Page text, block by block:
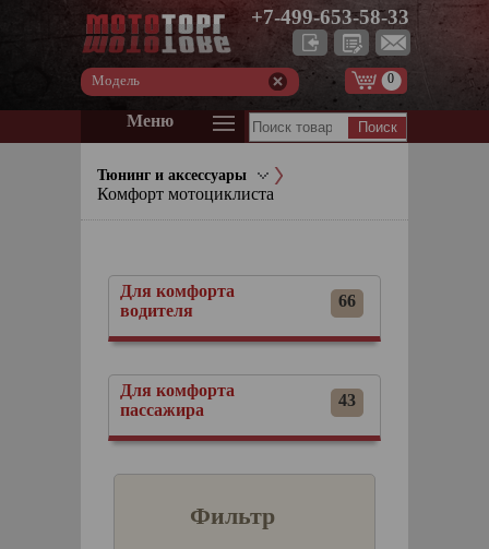
+7-499-653-58-33
Модель 0
Меню
Тюнинг и аксессуары
Комфорт мотоциклиста
Для комфорта
водителя
66
Для комфорта
пассажира
43
Фильтр